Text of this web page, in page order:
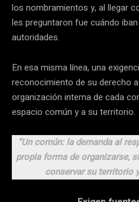
los nombramientos y, al llegar
les preguntaron fue cuándo
autoridades.
En esa misma línea, una
reconocimiento de su derecho
organización interna de cada
espacio común y a su territorio.
“Un común: la demanda al
propia forma de organizarse,
conservar su territorio